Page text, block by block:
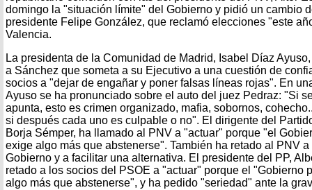
domingo la "situación límite" del Gobierno y pidió un cambio
presidente Felipe González, que reclamó elecciones "este
Valencia.
La presidenta de la Comunidad de Madrid, Isabel Díaz
a Sánchez que someta a su Ejecutivo a una cuestión de
socios a "dejar de engañar y poner falsas líneas rojas". En
Ayuso se ha pronunciado sobre el auto del juez Pedraz: "Si
apunta, esto es crimen organizado, mafia, sobornos,
si después cada uno es culpable o no". El dirigente del
Borja Sémper, ha llamado al PNV a "actuar" porque "el
exige algo más que abstenerse". También ha retado al PNV
Gobierno y a facilitar una alternativa. El presidente del PP,
retado a los socios del PSOE a "actuar" porque el "Gobierno
algo más que abstenerse", y ha pedido "seriedad" ante la